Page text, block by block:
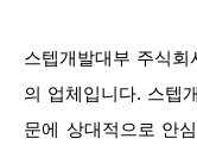
스텝개발대부 주식
의 업체입니다. 스텝
문에 상대적으로 안